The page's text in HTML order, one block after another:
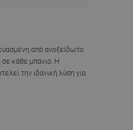
από ανοξείδωτο
σε κάθε μπάνιο. Η
την ιδανική λύση για